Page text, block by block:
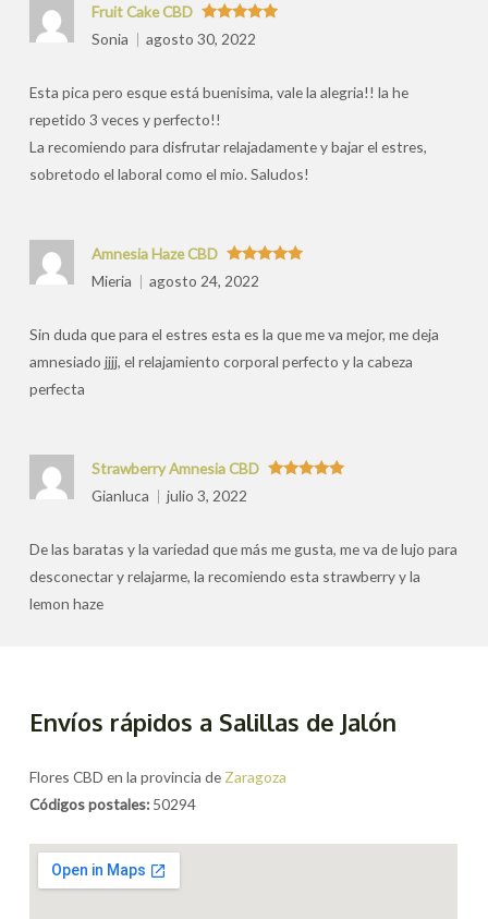
Valorado
con5de 5
Fruit Cake CBD
Sonia
agosto 30, 2022
Esta pica pero esque está buenisima, vale la alegria!! la he
repetido 3 veces y perfecto!!
La recomiendo para disfrutar relajadamente y bajar el estres,
sobretodo el laboral como el mio. Saludos!
Valorado
con5
Amnesia Haze CBD
Mieria
agosto 24, 2022
Sin duda que para el estres esta es la que me va mejor, me deja
amnesiado jjjj, el relajamiento corporal perfecto y la cabeza
perfecta
Strawberry Amnesia CBD
Gianluca
julio 3, 2022
De las baratas y la variedad que más me gusta, me va de lujo para
desconectar y relajarme, la recomiendo esta strawberry y la
lemon haze
Envíos rápidos a Salillas de Jalón
Flores CBD en la provincia de Zaragoza
Códigos postales: 50294